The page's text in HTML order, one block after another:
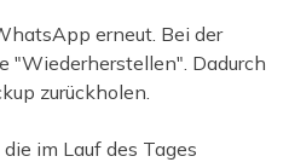
erneut. Bei der
"Wiederherstellen". Dadurch
zurückholen.
im Lauf des Tages